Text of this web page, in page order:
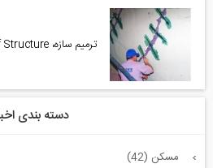
ترمیم سازه، Repair of Structure
دسته بندی اخبار
مسکن (42)